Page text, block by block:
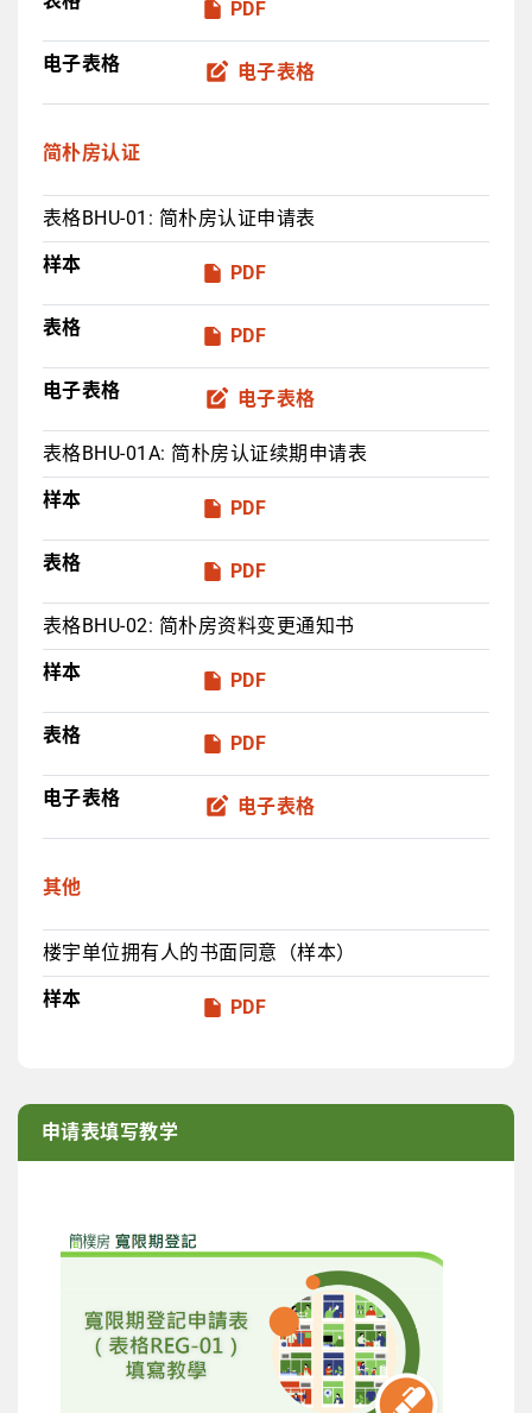
PDF
电子表格 电子表格
简朴房认证
表格BHU-01: 简朴房认证申请表
样本 PDF
表格 PDF
电子表格 电子表格
表格BHU-01A: 简朴房认证续期申请表
样本 PDF
表格 PDF
表格BHU-02: 简朴房资料变更通知书
样本 PDF
表格 PDF
电子表格 电子表格
其他
楼宇单位拥有人的书面同意（样本）
样本 PDF
申请表填写教学